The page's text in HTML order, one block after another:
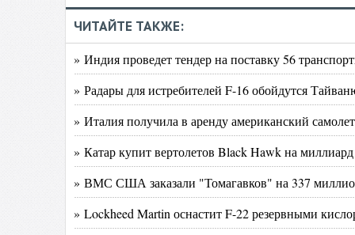
ЧИТАЙТЕ ТАКЖЕ:
» Индия проведет тендер на поставку 56
» Радары для истребителей F-16 обойдутся
» Италия получила в аренду американский
» Катар купит вертолетов Black Hawk на
» ВМС США заказали "Томагавков" на 337
» Lockheed Martin оснастит F-22 резервными